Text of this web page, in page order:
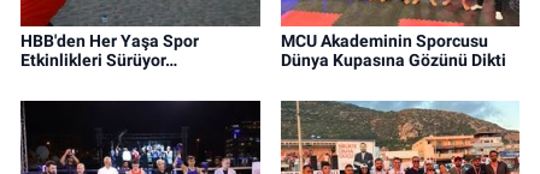
HBB'den Her Yaşa Spor
Etkinlikleri Sürüyor…
MCU Akademinin Sporcusu
Dünya Kupasına Gözünü Dikti